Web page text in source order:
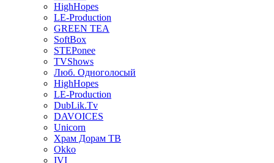
HighHopes
LE-Production
GREEN TEA
SoftBox
STEPonee
TVShows
Люб. Одноголосый
HighHopes
LE-Production
DubLik.Tv
DAVOICES
Unicorn
Храм Дорам ТВ
Okko
IVI